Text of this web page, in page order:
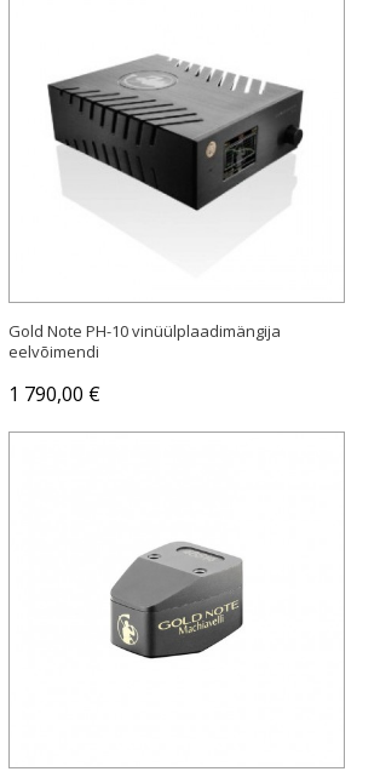
Gold Note PH-10 vinüülplaadimängija
eelvõimendi
1 790,00 €